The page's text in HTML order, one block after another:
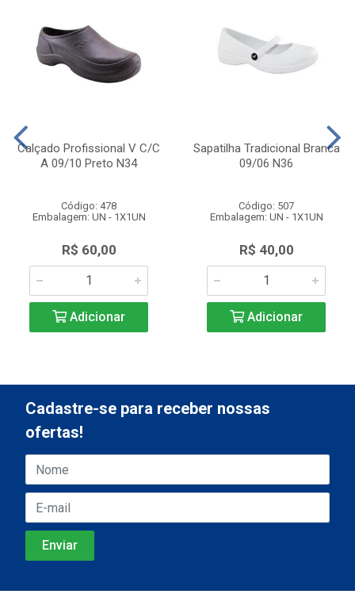
Calçado Profissional V C/C
A 09/10 Preto N34
Código: 478
Embalagem: UN - 1X1UN
R$ 60,00
Adicionar
Sapatilha Tradicional Branca
09/06 N36
Código: 507
Embalagem: UN - 1X1UN
R$ 40,00
Adicionar
Cadastre-se para receber nossas
ofertas!